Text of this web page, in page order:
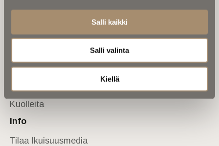
Salli kaikki
Salli valinta
Kiellä
Muistokirjoituksia
Kuolema koskettaa
Asiantuntijoilta
Kuolleita
Info
Tilaa Ikuisuusmedia